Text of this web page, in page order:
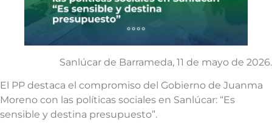
Sanlúcar de Barrameda, 11 de mayo de 2026.
El PP destaca el compromiso del Gobierno de Juanma
Moreno con las políticas sociales en Sanlúcar: “Es
sensible y destina presupuesto”.